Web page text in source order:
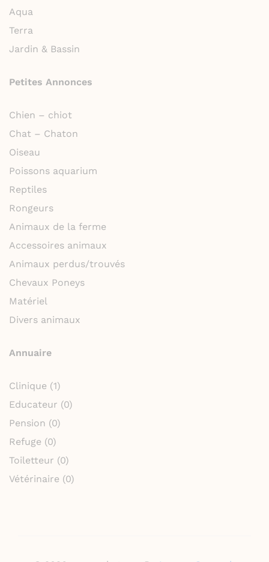
Aqua
Terra
Jardin & Bassin
Petites Annonces
Chien – chiot
Chat – Chaton
Oiseau
Poissons aquarium
Reptiles
Rongeurs
Animaux de la ferme
Accessoires animaux
Animaux perdus/trouvés
Chevaux Poneys
Matériel
Divers animaux
Annuaire
Clinique (1)
Educateur (0)
Pension (0)
Refuge (0)
Toiletteur (0)
Vétérinaire (0)